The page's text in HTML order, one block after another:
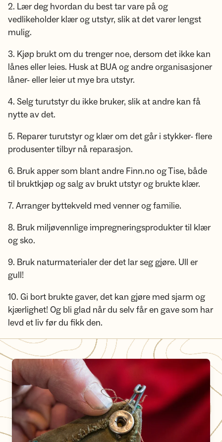
2. Lær deg hvordan du best tar vare på og
vedlikeholder klær og utstyr, slik at det varer lengst
mulig.
3. Kjøp brukt om du trenger noe, dersom det ikke kan
lånes eller leies. Husk at BUA og andre organisasjoner
låner- eller leier ut mye bra utstyr.
4. Selg turutstyr du ikke bruker, slik at andre kan få
nytte av det.
5. Reparer turutstyr og klær om det går i stykker- flere
produsenter tilbyr nå reparasjon.
6. Bruk apper som blant andre Finn.no og Tise, både
til bruktkjøp og salg av brukt utstyr og brukte klær.
7. Arranger byttekveld med venner og familie.
8. Bruk miljøvennlige impregneringsprodukter til klær
og sko.
9. Bruk naturmaterialer der det lar seg gjøre. Ull er
gull!
10. Gi bort brukte gaver, det kan gjøre med sjarm og
kjærlighet! Og bli glad når du selv får en gave som har
levd et liv før du fikk den.
Kunsten å reparere eget utstyr